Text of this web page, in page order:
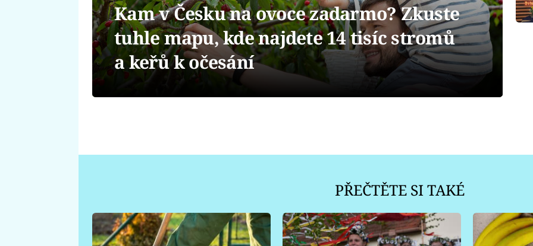
Kam v Česku na ovoce zadarmo? Zkuste
tuhle mapu, kde najdete 14 tisíc stromů
a keřů k očesání
PŘEČTĚTE SI TAKÉ